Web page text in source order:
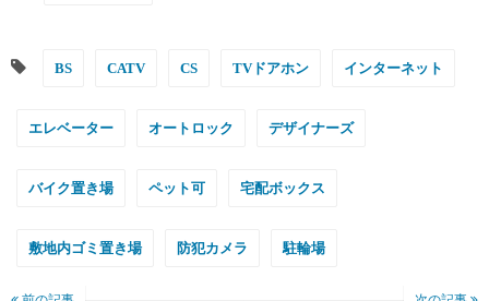
BS CATV CS TVドアホン インターネット
エレベーター オートロック デザイナーズ
バイク置き場 ペット可 宅配ボックス
敷地内ゴミ置き場 防犯カメラ 駐輪場